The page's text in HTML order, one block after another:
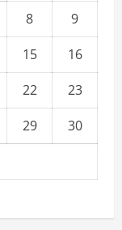
8
9
15
16
22
23
29
30